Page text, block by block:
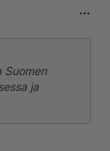
Suomen
ja